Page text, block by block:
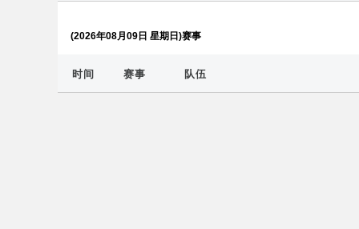
(2026年08月09日 星期日)赛事
时间 赛事 队伍